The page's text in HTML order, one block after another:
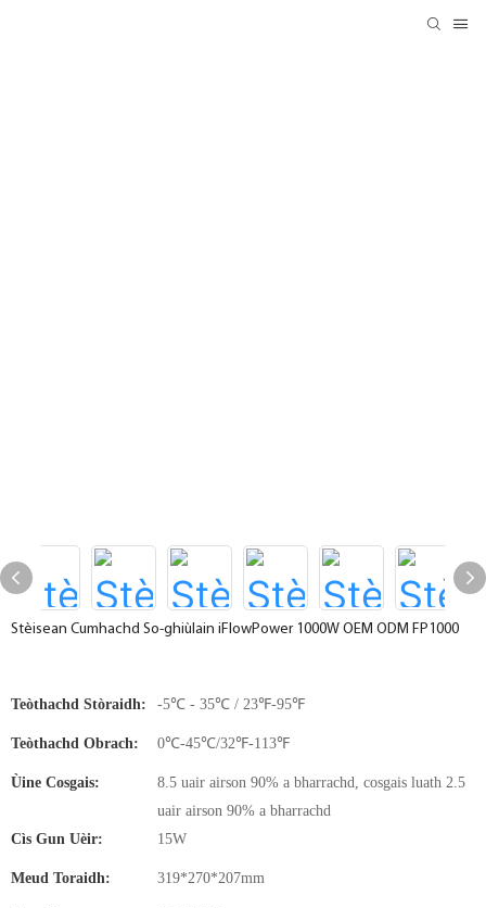
Stèisean Cumhachd So-ghiùlain iFlowPower 1000W OEM ODM FP1000
Teòthachd Stòraidh: -5℃ - 35℃ / 23℉-95℉
Teòthachd Obrach: 0℃-45℃/32℉-113℉
Ùine Cosgais:
8.5 uair airson 90% a bharrachd, cosgais luath 2.5
uair airson 90% a bharrachd
Cìs Gun Uèir:
15W
Meud Toraidh: 319*270*207mm